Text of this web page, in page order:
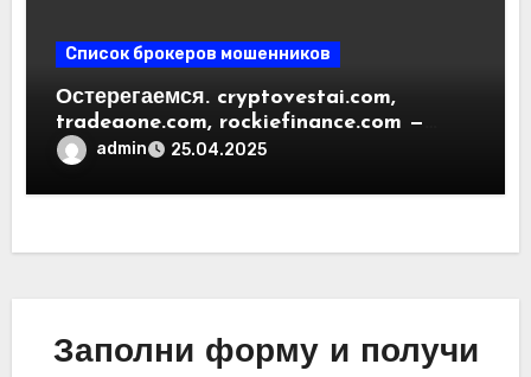
Список брокеров мошенников
Остерегаемся. cryptovestai.com,
tradeaone.com, rockiefinance.com —
обзор новых платформ для
трейдинга. Отзывы пользователей
admin 25.04.2025
Заполни форму и получи